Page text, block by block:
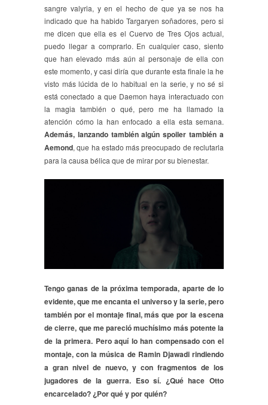
sangre valyria, y en el hecho de que ya se nos ha
indicado que ha habido Targaryen soñadores, pero si
me dicen que ella es el Cuervo de Tres Ojos actual,
puedo llegar a comprarlo. En cualquier caso, siento
que han elevado más aún al personaje de ella con
este momento, y casi diría que durante esta finale la he
visto más lúcida de lo habitual en la serie, y no sé si
está conectado a que Daemon haya interactuado con
la magia también o qué, pero me ha llamado la
atención cómo la han enfocado a ella esta semana.
Además, lanzando también algún spoiler también a
Aemond, que ha estado más preocupado de reclutarla
para la causa bélica que de mirar por su bienestar.
Tengo ganas de la próxima temporada, aparte de lo
evidente, que me encanta el universo y la serie, pero
también por el montaje final, más que por la escena
de cierre, que me pareció muchísimo más potente la
de la primera. Pero aquí lo han compensado con el
montaje, con la música de Ramin Djawadi rindiendo
a gran nivel de nuevo, y con fragmentos de los
jugadores de la guerra. Eso sí. ¿Qué hace Otto
encarcelado? ¿Por qué y por quién?